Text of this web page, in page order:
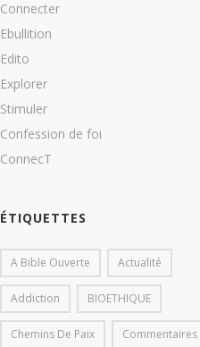
Connecter
Ebullition
Edito
Explorer
Stimuler
Confession de foi
ConnecT
ÉTIQUETTES
A Bible Ouverte Actualité
Addiction BIOETHIQUE
Chemins De Paix Commentaires